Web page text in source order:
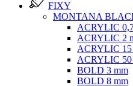
FIXY
MONTANA
ACRYLIC
ACRYLIC 2
ACRYLIC 15
ACRYLIC 50
BOLD 3 mm
BOLD 8 mm